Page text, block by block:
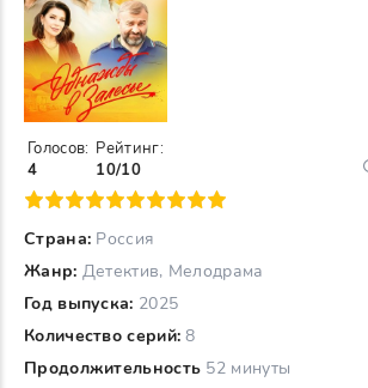
Страна: Россия
Жанр: Детектив, Мелодрама
Год выпуска: 2025
Количество серий: 8
Продолжительность 52 минуты
Голосов:
4
Рейтинг:
10/10
7 8 9 10